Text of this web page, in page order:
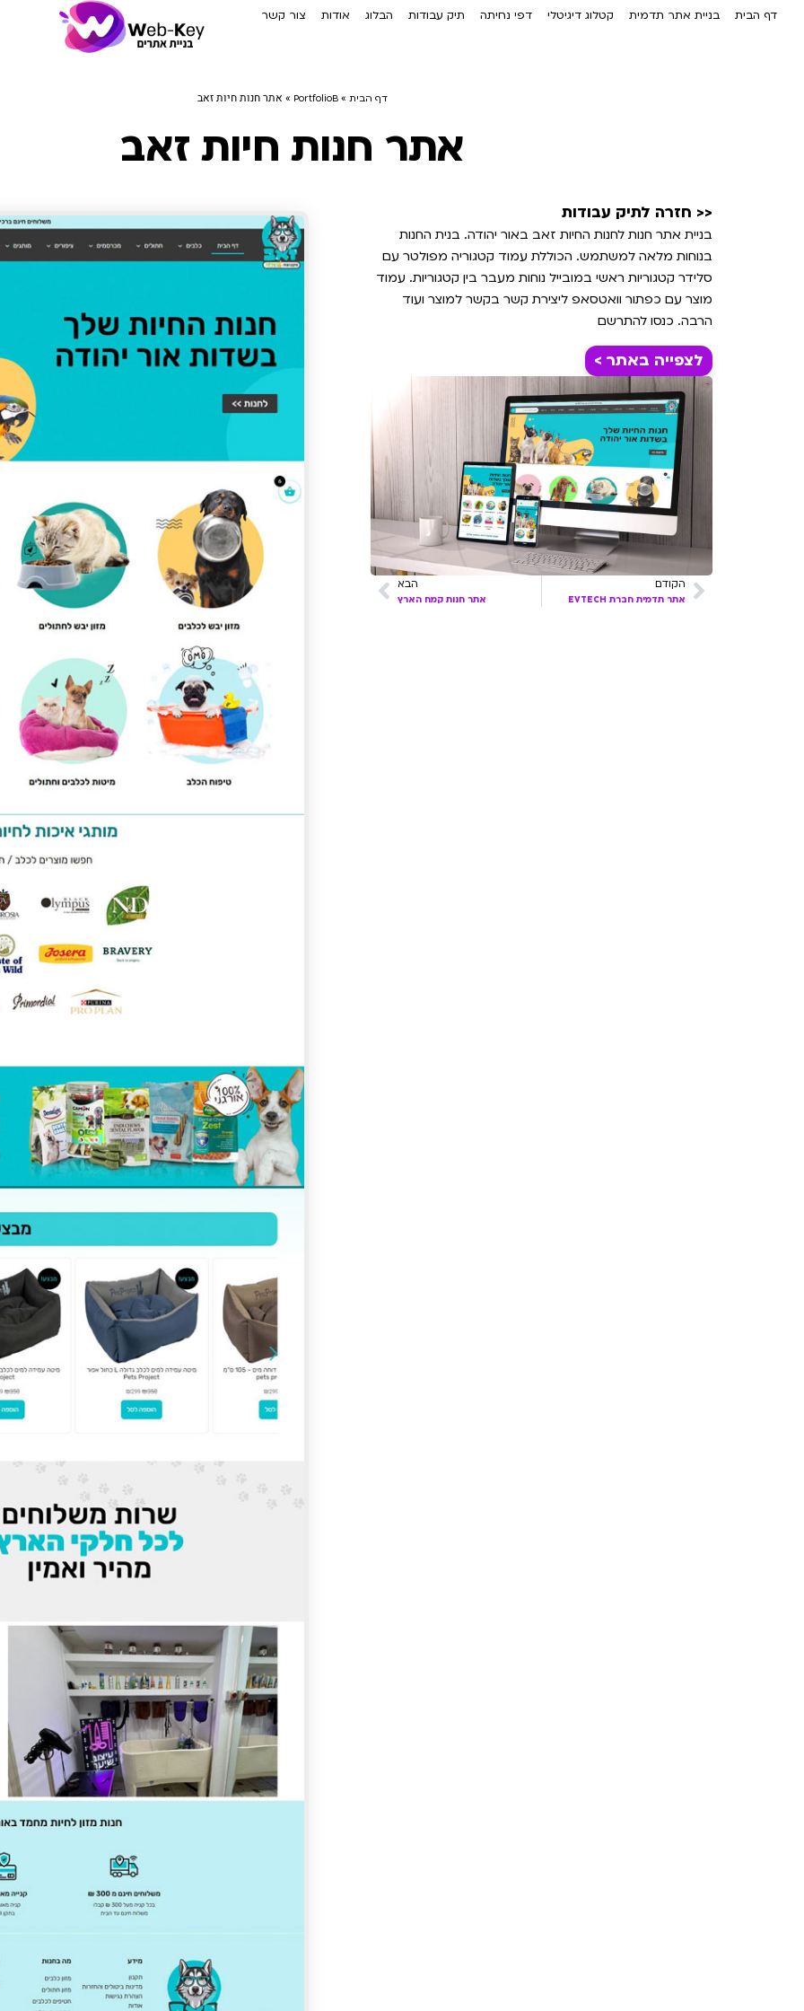
דף הבית בניית אתר תדמית קטלוג דיגיטלי דפי נחיתה תיק עבודות הבלוג אודות צור קשר
דף הבית »
PortfolioB
» אתר חנות חיות זאב
אתר חנות חיות זאב
<< חזרה לתיק עבודות
בניית אתר חנות לחנות החיות זאב באור יהודה. בנית החנות
בנוחות מלאה למשתמש. הכוללת עמוד קטגוריה מפולטר עם
סלידר קטגוריות ראשי במובייל נוחות מעבר בין קטגוריות. עמוד
מוצר עם כפתור וואטסאפ ליצירת קשר בקשר למוצר ועוד
הרבה. כנסו להתרשם
לצפייה באתר >
הקודם
אתר תדמית חברת EVTECH
הבא
אתר חנות קמח הארץ